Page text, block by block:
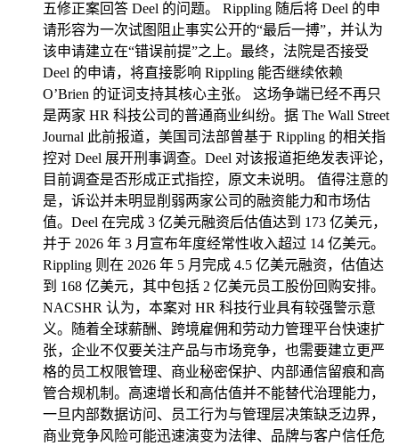
五修正案回答 Deel 的问题。 Rippling 随后将 Deel 的申
请形容为一次试图阻止事实公开的“最后一搏”，并认为
该申请建立在“错误前提”之上。最终，法院是否接受
Deel 的申请，将直接影响 Rippling 能否继续依赖
O’Brien 的证词支持其核心主张。 这场争端已经不再只
是两家 HR 科技公司的普通商业纠纷。据 The Wall Street
Journal 此前报道，美国司法部曾基于 Rippling 的相关指
控对 Deel 展开刑事调查。Deel 对该报道拒绝发表评论，
目前调查是否形成正式指控，原文未说明。 值得注意的
是，诉讼并未明显削弱两家公司的融资能力和市场估
值。Deel 在完成 3 亿美元融资后估值达到 173 亿美元，
并于 2026 年 3 月宣布年度经常性收入超过 14 亿美元。
Rippling 则在 2026 年 5 月完成 4.5 亿美元融资，估值达
到 168 亿美元，其中包括 2 亿美元员工股份回购安排。
NACSHR 认为，本案对 HR 科技行业具有较强警示意
义。随着全球薪酬、跨境雇佣和劳动力管理平台快速扩
张，企业不仅要关注产品与市场竞争，也需要建立更严
格的员工权限管理、商业秘密保护、内部通信留痕和高
管合规机制。高速增长和高估值并不能替代治理能力，
一旦内部数据访问、员工行为与管理层决策缺乏边界，
商业竞争风险可能迅速演变为法律、品牌与客户信任危